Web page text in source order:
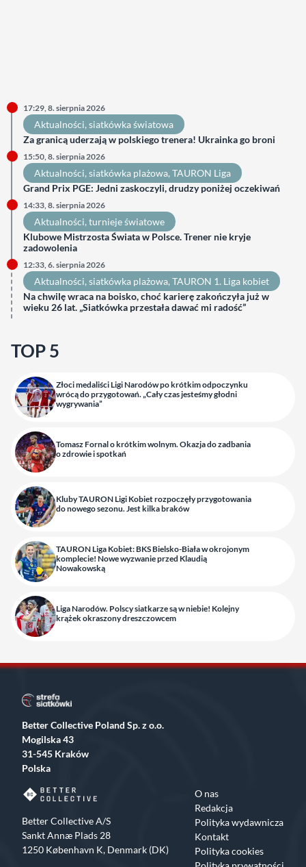
17:29, 8. sierpnia 2026
Aktualności, siatkówka światowa
Za granicą uderzają w polskiego trenera! Ukrainka go broni
15:50, 8. sierpnia 2026
Aktualności, siatkówka plażowa, TAURON Liga
Grand Prix PGE: Jedni zaskoczyli, drudzy poniżej oczekiwań
14:33, 8. sierpnia 2026
Aktualności, turnieje światowe
Klubowe Mistrzosta Świata w Polsce. Trener nie kryje
zadowolenia
12:33, 6. sierpnia 2026
Aktualności, siatkówka plażowa, TAURON 1. Liga kobiet
Na chwilę wraca na boisko, choć karierę zakończyła już w
wieku 26 lat. „Siatkówka przestała dawać mi radość”
TOP 5
Złoci medaliści Ligi Narodów po krótkim odpoczynku
wrócą do przygotowań. „Cały czas jesteśmy głodni
wygrywania”
Tomasz Fornal o krótkim wolnym. Okazja do zadbania
o zdrowie i spotkań
Kluby TAURON Ligi Kobiet rozpoczęły przygotowania
do nowego sezonu. Jest kilka braków
TAURON Liga Kobiet: BKS Bielsko-Biała w okrojonym
komplecie! Nowe wyzwanie przed Klaudią
Nowakowską
Liga Narodów. Polscy siatkarze są w niebie! Kolejny
krążek okraszony dreszczowcem
Better Collective Poland Sp. z o.o.
Mogilska 43
31-545 Kraków
Polska
Better Collective A/S
Sankt Annæ Plads 28
1250 København K, Denmark (DK)
O nas
Redakcja
Polityka wydawnicza
Kontakt
Polityka cookies